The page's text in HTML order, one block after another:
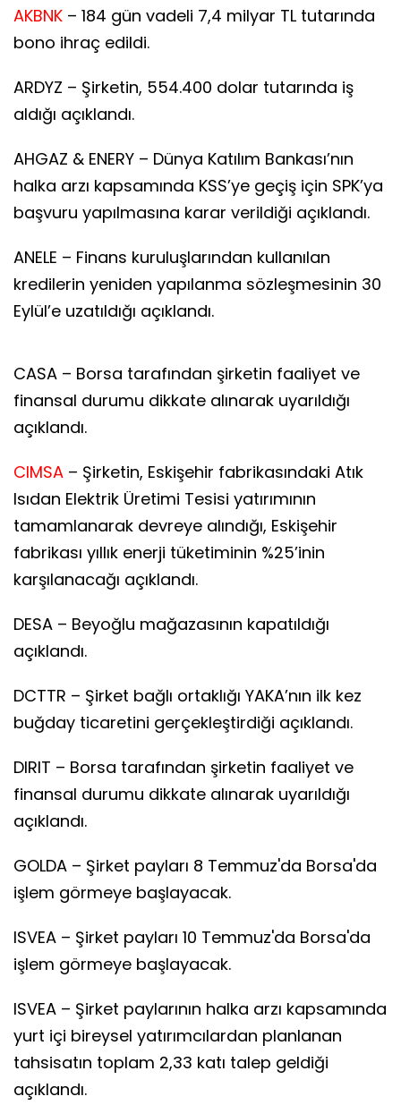
AKBNK – 184 gün vadeli 7,4 milyar TL tutarında
bono ihraç edildi.
ARDYZ – Şirketin, 554.400 dolar tutarında iş
aldığı açıklandı.
AHGAZ & ENERY – Dünya Katılım Bankası’nın
halka arzı kapsamında KSS’ye geçiş için SPK’ya
başvuru yapılmasına karar verildiği açıklandı.
ANELE – Finans kuruluşlarından kullanılan
kredilerin yeniden yapılanma sözleşmesinin 30
Eylül’e uzatıldığı açıklandı.
CASA – Borsa tarafından şirketin faaliyet ve
finansal durumu dikkate alınarak uyarıldığı
açıklandı.
CIMSA – Şirketin, Eskişehir fabrikasındaki Atık
Isıdan Elektrik Üretimi Tesisi yatırımının
tamamlanarak devreye alındığı, Eskişehir
fabrikası yıllık enerji tüketiminin %25’inin
karşılanacağı açıklandı.
DESA – Beyoğlu mağazasının kapatıldığı
açıklandı.
DCTTR – Şirket bağlı ortaklığı YAKA’nın ilk kez
buğday ticaretini gerçekleştirdiği açıklandı.
DIRIT – Borsa tarafından şirketin faaliyet ve
finansal durumu dikkate alınarak uyarıldığı
açıklandı.
GOLDA – Şirket payları 8 Temmuz'da Borsa'da
işlem görmeye başlayacak.
ISVEA – Şirket payları 10 Temmuz'da Borsa'da
işlem görmeye başlayacak.
ISVEA – Şirket paylarının halka arzı kapsamında
yurt içi bireysel yatırımcılardan planlanan
tahsisatın toplam 2,33 katı talep geldiği
açıklandı.